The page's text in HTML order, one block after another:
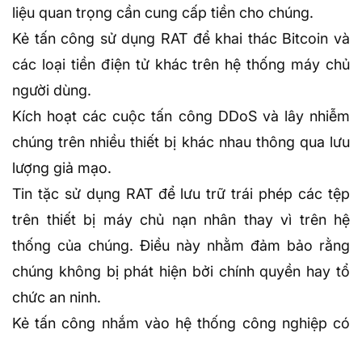
liệu quan trọng cần cung cấp tiền cho chúng.
Kẻ tấn công sử dụng RAT để khai thác Bitcoin và
các loại tiền điện tử khác trên hệ thống máy chủ
người dùng.
Kích hoạt các cuộctấn công DDoSvà lây nhiễm
chúng trên nhiều thiết bị khác nhau thông qua lưu
lượng giả mạo.
Tin tặc sử dụng RAT để lưu trữ trái phép các tệp
trên thiết bị máy chủ nạn nhân thay vì trên hệ
thống của chúng. Điều này nhằm đảm bảo rằng
chúng không bị phát hiện bởi chính quyền hay tổ
chức an ninh.
Kẻ tấn công nhắm vào hệ thống công nghiệp có